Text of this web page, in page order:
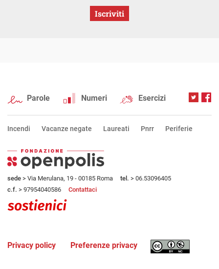
Iscriviti
Parole Numeri Esercizi
Incendi Vacanze negate Laureati Pnrr Periferie
sede > Via Merulana, 19 - 00185 Roma tel. > 06.53096405
c.f. > 97954040586 Contattaci
Privacy policy Preferenze privacy